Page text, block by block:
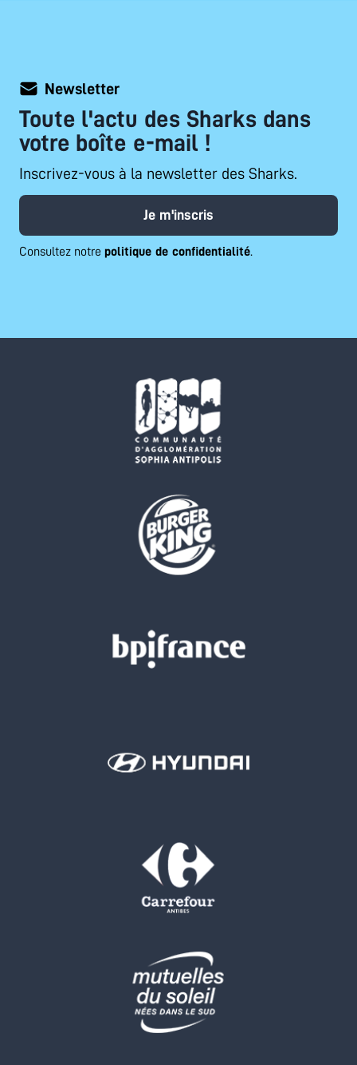
Newsletter
Toute l'actu des Sharks dans
votre boîte e-mail !
Inscrivez-vous à la newsletter des Sharks.
Je m'inscris
Consultez notre politique de confidentialité.